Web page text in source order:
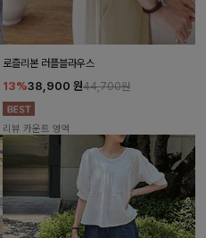
로즐리본 러플블라우스
13%38,900 원44,700원
리뷰 카운트 영역